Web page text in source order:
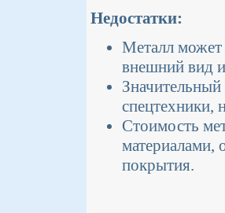
Недостатки:
Металл может
внешний вид
спецтехники,
Стоимость
материалами,
покрытия.